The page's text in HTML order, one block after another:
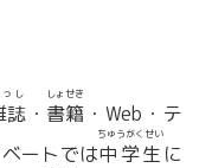
誌
し
・ 書籍
しょせき
・Web・テ
ートでは中学生
ちゅうがくせい
に